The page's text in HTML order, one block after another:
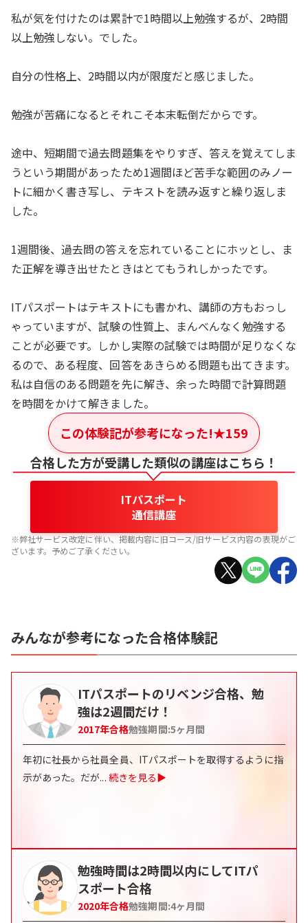
私が気を付けたのは累計で1時間以上勉強するが、2時間
以上勉強しない。でした。
自分の性格上、2時間以内が限度だと感じました。
勉強が苦痛になるとそれこそ本末転倒だからです。
途中、短期間で過去問題集をやりすぎ、答えを覚えてしま
うという期間があったため1週間ほど苦手な範囲のみノー
トに細かく書き写し、テキストを読み返すと繰り返しま
した。
1週間後、過去問の答えを忘れていることにホッとし、ま
た正解を導き出せたときはとてもうれしかったです。
ITパスポートはテキストにも書かれ、講師の方もおっし
ゃっていますが、試験の性質上、まんべんなく勉強する
ことが必要です。しかし実際の試験では時間が足りなくな
るので、ある程度、回答をあきらめる問題も出てきます。
私は自信のある問題を先に解き、余った時間で計算問題
を時間をかけて解きました。
この体験記が参考になった!★159
合格した方が受講した類似の講座はこちら！
ITパスポート
通信講座
※弊社サービス改定に伴い、掲載内容に旧コース/旧サービス内容の表現がご
ざいます。予めご了承ください。
みんなが参考になった合格体験記
ITパスポートのリベンジ合格、勉
強は2週間だけ！
2017年合格勉強期間:5ヶ月間
年初に社長から社員全員、ITパスポートを取得するように指
示があった。だが... 続きを見る▶
勉強時間は2時間以内にしてITパ
スポート合格
2020年合格勉強期間:4ヶ月間